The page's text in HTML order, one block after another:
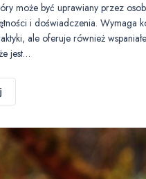
może być uprawiany przez
i doświadczenia. Wymaga
ale oferuje również
jest…